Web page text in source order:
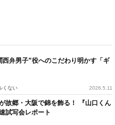
弁男子”役へのこだわり明かす「ギ
くない 2026.5.11
故郷・大阪で錦を飾る！ 『山口くん
試写会レポート